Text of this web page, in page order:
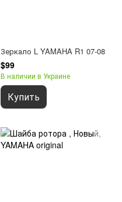
Зеркало L YAMAHA R1 07-08
$99
В наличии в Украине
Купить